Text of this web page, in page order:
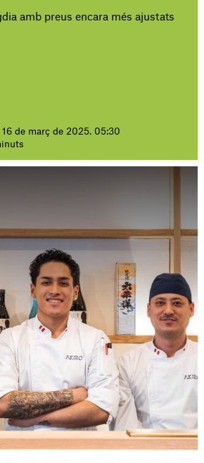
amb preus encara més ajustats
16 de març de 2025. 05:30